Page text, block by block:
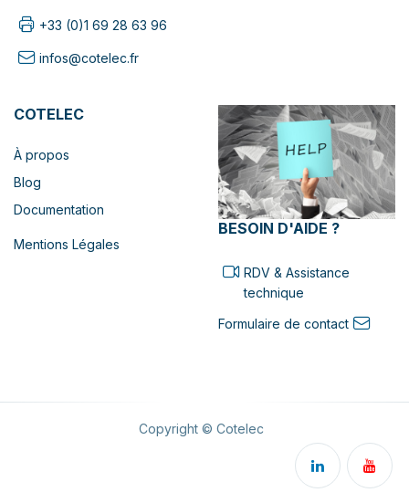
+33 (0)1 69 28 63 96
infos@cotelec.fr
COTELEC
À propos
Blog
Documentation
Mentions Légales
BESOIN D'AIDE ?
RDV & Assistance
technique
Formulaire de contact
Copyright © Cotelec